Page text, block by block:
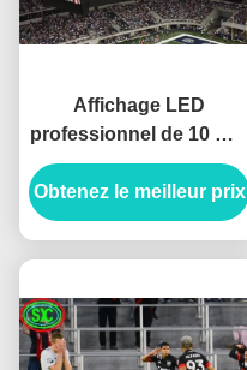
Affichage LED
professionnel de 10 mm
Pixel Pitch Full Color
IP65 étanche au stade
pour diffusion vidéo HD
Obtenez le meilleur prix